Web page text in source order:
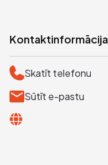
Kontaktinformācija
Skatīt telefonu
Sūtīt e-pastu